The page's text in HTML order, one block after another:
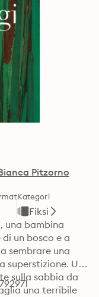
Pitzorno
Kategori
Fiksi
una bambina
un bosco e a
sembrare una
superstizione. Un
sulla sabbia da
una terribile